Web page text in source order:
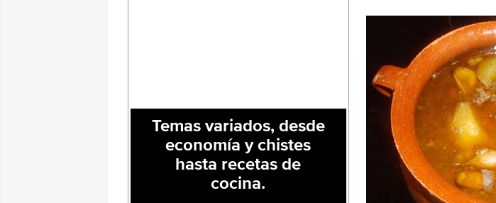
Temas variados, desde
economía y chistes
hasta recetas de
cocina.